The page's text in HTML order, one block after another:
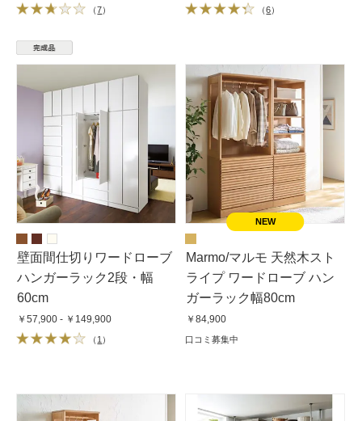
（7） （6）
壁面間仕切りワードローブ
ハンガーラック2段・幅
60cm
￥57,900 - ￥149,900
（ 1 ）
Marmo/マルモ 天然木スト
ライプ ワードローブ ハン
ガーラック幅80cm
￥84,900
口コミ募集中